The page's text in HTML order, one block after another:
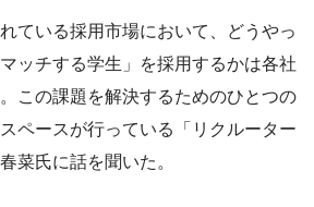
ている採用市場において、どうやっ
ッチする学生」を採用するかは各社
この課題を解決するためのひとつの
ペースが行っている「リクルーター
菜氏に話を聞いた。